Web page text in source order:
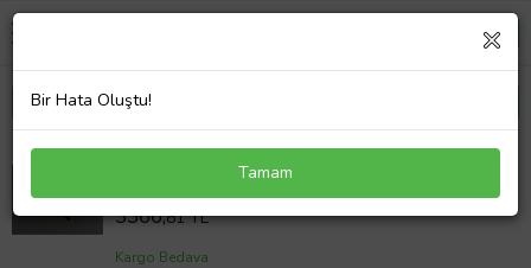
FORD ESCORT SAĞ DIŞ AYNA MANUEL SIFIR
Sepet Fiyatı
3366,81 TL
Kargo Bedava
Bir Hata Oluştu!
Tamam